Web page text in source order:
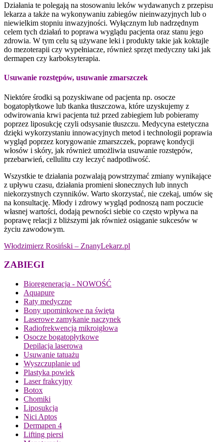
Działania te polegają na stosowaniu leków wydawanych z przepisu
lekarza a także na wykonywaniu zabiegów nieinwazyjnych lub o
niewielkim stopniu inwazyjności. Wyłącznym lub nadrzędnym
celem tych działań to poprawa wyglądu pacjenta oraz stanu jego
zdrowia. W tym celu są używane leki i produkty takie jak koktajle
do mezoterapii czy wypełniacze, również sprzęt medyczny taki jak
dermapen czy karboksyterapia.
Usuwanie rozstępów, usuwanie zmarszczek
Niektóre środki są pozyskiwane od pacjenta np. osocze
bogatopłytkowe lub tkanka tłuszczowa, które uzyskujemy z
odwirowania krwi pacjenta tuż przed zabiegiem lub pobieramy
poprzez liposukcję czyli odsysanie tłuszczu. Medycyna estetyczna
dzięki wykorzystaniu innowacyjnych metod i technologii poprawia
wygląd poprzez korygowanie zmarszczek, poprawę kondycji
włosów i skóry, jak również umożliwia usuwanie rozstępów,
przebarwień, cellulitu czy leczyć nadpotliwość.
Wszystkie te działania pozwalają powstrzymać zmiany wynikające
z upływu czasu, działania promieni słonecznych lub innych
niekorzystnych czynników. Warto skorzystać, nie czekaj, umów się
na konsultację. Młody i zdrowy wygląd podnoszą nam poczucie
własnej wartości, dodają pewności siebie co często wpływa na
poprawę relacji z bliższymi jak również osiąganie sukcesów w
życiu zawodowym.
Włodzimierz Rosiński – ZnanyLekarz.pl
ZABIEGI
Bioregeneracja - NOWOŚĆ
Aquapure
Raty medyczne
Bony upominkowe na święta
Laserowe zamykanie naczynek
Radiofrekwencja mikroigłowa
Osocze bogatopłytkowe
Depilacja laserowa
Usuwanie tatuażu
Wyszczuplanie ud
Plastyka powiek
Laser frakcyjny
Botox
Chomiki
Liposukcja
Nici Aptos
Dermapen 4
Lifting piersi